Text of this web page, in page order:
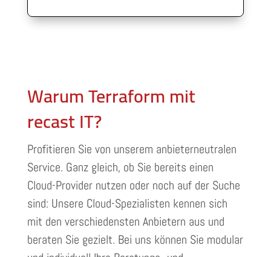
Warum Terraform mit
recast IT?
Profitieren Sie von unserem anbieterneutralen
Service. Ganz gleich, ob Sie bereits einen
Cloud-Provider nutzen oder noch auf der Suche
sind: Unsere Cloud-Spezialisten kennen sich
mit den verschiedensten Anbietern aus und
beraten Sie gezielt. Bei uns können Sie modular